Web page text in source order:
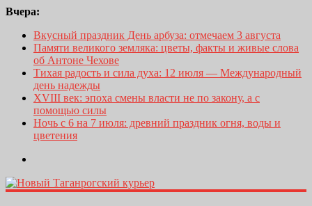
Вчера:
Вкусный праздник День арбуза: отмечаем 3 августа
Памяти великого земляка: цветы, факты и живые слова
об Антоне Чехове
Тихая радость и сила духа: 12 июля — Международный
день надежды
XVIII век: эпоха смены власти не по закону, а с
помощью силы
Ночь с 6 на 7 июля: древний праздник огня, воды и
цветения